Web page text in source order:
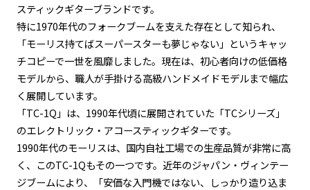
スティックギターブランドです。
特に1970年代のフォークブームを支えた存在として知られ、
「モーリス持てばスーパースターも夢じゃない」というキャッ
チコピーで一世を風靡しました。現在は、初心者向けの低価格
モデルから、職人が手掛ける高級ハンドメイドモデルまで幅広
く展開しています。
「TC-1Q」は、1990年代頃に展開されていた「TCシリーズ」
のエレクトリック・アコースティックギターです。
1990年代のモーリスは、国内自社工場での生産品質が非常に高
く、このTC-1Qもその一つです。近年のジャパン・ヴィンテー
ジブームにより、「安価な入門機ではない、しっかり造り込ま